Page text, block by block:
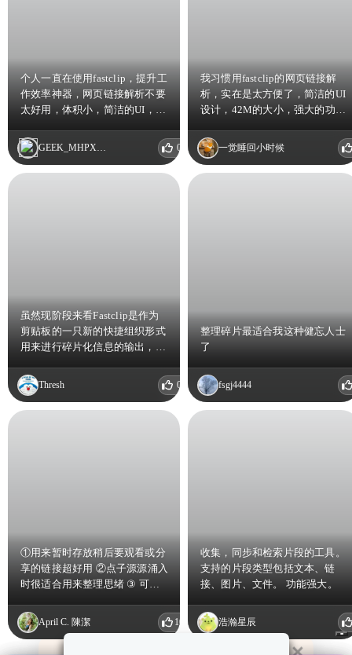
个人一直在使用fastclip，提升工
作效率神器，网页链接解析不要
太好用，体积小，简洁的UI，使
GEEK_MHPXPGAS 0
我习惯用fastclip的网页链接解
析，实在是太方便了，简洁的UI
设计，42M的大小，强大的功
效学习工作必备，会一直使用下
去
一觉睡回小时候
虽然现阶段来看Fastclip是作为
剪贴板的一只新的快捷组织形式
用来进行碎片化信息的输出，但
取的限制，这种获取被极大的限
制了，反而成了从Mac端获取、
组织再到iOS上进行输出，更接
过来只能是临时一两条事项利用
移动端收集一下 3.小文件，零碎
配置文件的复制传输工具
Thresh 0
整理碎片最适合我这种健忘人士
了
fsgj4444
①用来暂时存放稍后要观看或分
享的链接超好用 ②点子源源涌入
时很适合用来整理思绪 ③ 可以
April C. 陳潔 10
收集，同步和检索片段的工具。
支持的片段类型包括文本、链
接、图片、文件。 功能强大。
浩瀚星辰